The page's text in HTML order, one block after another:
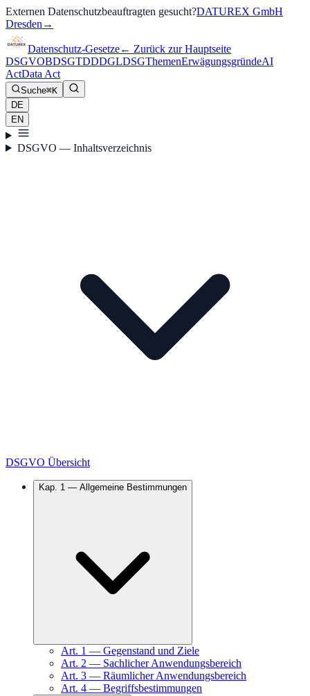
Externen Datenschutzbeauftragten gesucht?DATUREX GmbH
Dresden →
Datenschutz-Gesetze← Zurück zur Hauptseite
DSGVOBDSGTDDDGLDSGThemenErwägungsgründeAI
ActData Act
Suche⌘K
DE
EN
DSGVO — Inhaltsverzeichnis
DSGVO Übersicht
Kap. 1 — Allgemeine Bestimmungen
Art. 1 — Gegenstand und Ziele
Art. 2 — Sachlicher Anwendungsbereich
Art. 3 — Räumlicher Anwendungsbereich
Art. 4 — Begriffsbestimmungen